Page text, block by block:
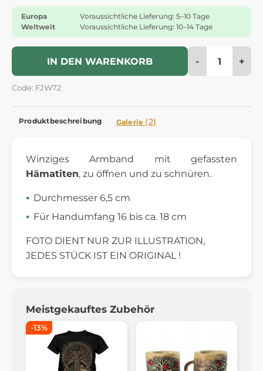
Europa
Voraussichtliche Lieferung: 5–10 Tage
Weltweit
Voraussichtliche Lieferung: 10–14 Tage
IN DEN WARENKORB - +
Code: FJW72
Produktbeschreibung Galerie (2)
Winziges Armband mit gefassten
Hämatiten, zu öffnen und zu schnüren.
Durchmesser 6,5 cm
Für Handumfang 16 bis ca. 18 cm
FOTO DIENT NUR ZUR ILLUSTRATION,
JEDES STÜCK IST EIN ORIGINAL !
Meistgekauftes Zubehör
-13%